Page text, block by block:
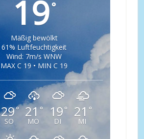
19°
Mäßig bewölkt
61% Luftfeuchtigkeit
Wind: 7m/s WNW
MAX C 19 • MIN C 19
29°
SO
21°
MO
19 °
DI
21 °
MI